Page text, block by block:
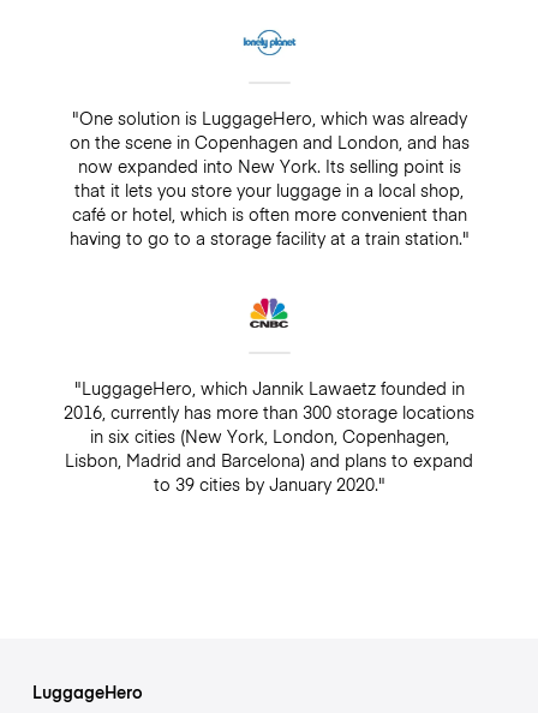
"One solution is LuggageHero, which was already
on the scene in Copenhagen and London, and has
now expanded into New York. Its selling point is
that it lets you store your luggage in a local shop,
café or hotel, which is often more convenient than
having to go to a storage facility at a train station."
"LuggageHero, which Jannik Lawaetz founded in
2016, currently has more than 300 storage locations
in six cities (New York, London, Copenhagen,
Lisbon, Madrid and Barcelona) and plans to expand
to 39 cities by January 2020."
LuggageHero